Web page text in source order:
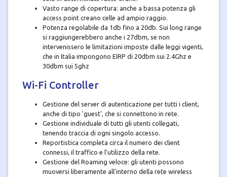
Vasto range di copertura: anche a bassa potenza gli
access point creano celle ad ampio raggio.
Potenza regolabile da 1db fino a 20db. Sui long range
si raggiungerebbero anche i 27dbm, se non
intervenissero le limitazioni imposte dalle leggi vigenti,
che in Italia impongono EIRP di 20dbm sui 2.4Ghz e
30dbm sui 5ghz
Wi-Fi Controller
Gestione del server di autenticazione per tutti i client,
anche di tipo 'guest', che si connettono in rete.
Gestione individuale di tutti gli utenti collegati,
tenendo traccia di ogni singolo accesso.
Reportistica completa circa il numero dei client
connessi, il traffico e l’utilizzo della rete.
Gestione del Roaming veloce: gli utenti possono
muoversi liberamente all'interno della rete wireless